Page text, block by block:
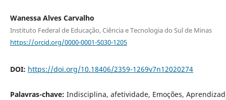
Wanessa Alves Carvalho
Instituto Federal de Educação, Ciência e Tecnologia do Sul de Minas
https://orcid.org/0000-0001-5030-1205
DOI: https://doi.org/10.18406/2359-1269v7n12020274
Palavras-chave: Indisciplina, afetividade, Emoções,